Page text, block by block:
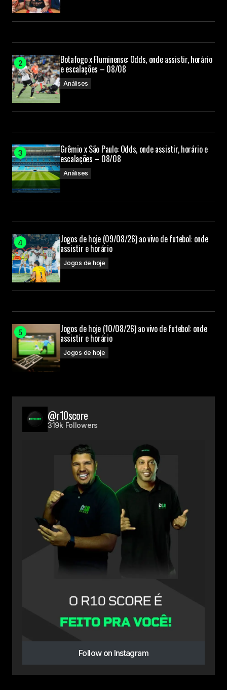
Botafogo x Fluminense: Odds, onde assistir, horário
e escalações – 08/08
Análises
Grêmio x São Paulo: Odds, onde assistir, horário e
escalações – 08/08
Análises
Jogos de hoje (09/08/26) ao vivo de futebol: onde
assistir e horário
Jogos de hoje
Jogos de hoje (10/08/26) ao vivo de futebol: onde
assistir e horário
Jogos de hoje
@r10score
319k Followers
Follow on Instagram